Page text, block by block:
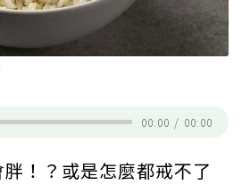
00:00 / 00:00
！？或是怎麼都戒不了